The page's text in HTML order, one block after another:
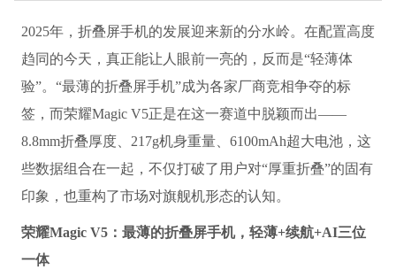
2025年，折叠屏手机的发展迎来新的分水岭。在配置高度
趋同的今天，真正能让人眼前一亮的，反而是“轻薄体
验”。“最薄的折叠屏手机”成为各家厂商竞相争夺的标
签，而荣耀Magic V5正是在这一赛道中脱颖而出——
8.8mm折叠厚度、217g机身重量、6100mAh超大电池，这
些数据组合在一起，不仅打破了用户对“厚重折叠”的固有
印象，也重构了市场对旗舰机形态的认知。
荣耀Magic V5： 最薄的折叠屏手机，轻薄+续航+AI三位
一体